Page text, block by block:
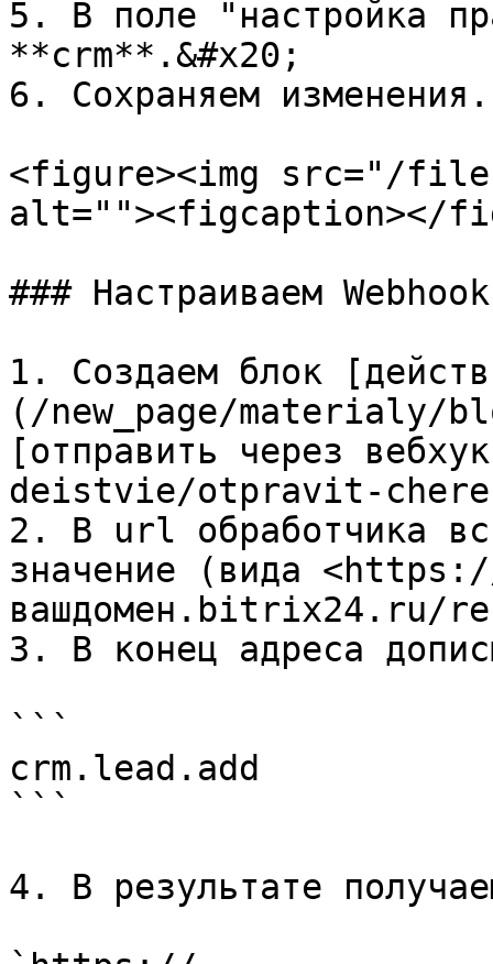
5. В поле "настройка
**crm**.&#x20;
6. Сохраняем изменения.
<figure><img src="/
alt=""><figcaption></
### Настраиваем
1. Создаем блок
(/new_page/materialy/
[отправить через
deistvie/otpravit-
2. В url обработчика
значение (вида
вашдомен.bitrix24.ru/
3. В конец адреса
```
crm.lead.add
```
4. В результате